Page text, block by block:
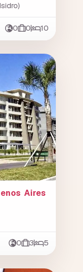
0 0 10
Aires
0 3 5